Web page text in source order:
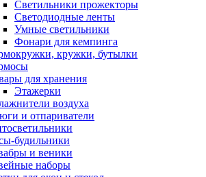
Светильники прожекторы
Светодиодные ленты
Умные светильники
Фонари для кемпинга
кружки, бутылки
для хранения
Этажерки
воздуха
и отпариватели
будильники
и веники
наборы